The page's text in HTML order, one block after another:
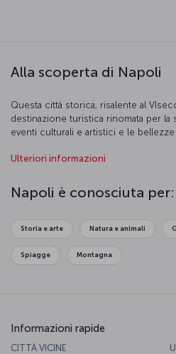
Alla scoperta di Napoli
Questa città storica, risalente al VI
destinazione turistica rinomata per la
eventi culturali e artistici e le
in Italia. Napoli è anche una delle città
Sardegna, la Sicilia, le Isole Eolie, la
Ulteriori informazioni
Napoli è conosciuta per:
Storia e arte Natura e animali
Spiagge Montagna
Informazioni rapide
CITTÀ VICINE